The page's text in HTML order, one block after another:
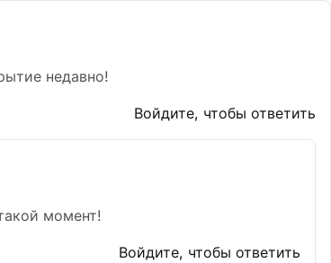
недавно!
Войдите, чтобы ответить
момент!
Войдите, чтобы ответить